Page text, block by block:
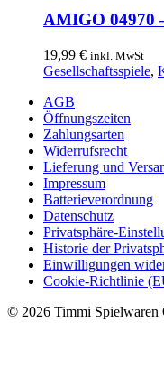
AMIGO 04970
19,99 € inkl. MwSt
Gesellschaftsspiele,
AGB
Öffnungszeiten
Zahlungsarten
Widerrufsrecht
Lieferung und
Impressum
Batterieverordnung
Datenschutz
Privatsphäre-
Historie der
Einwilligungen
Cookie-Richtlinie
© 2026 Timmi Spielwaren